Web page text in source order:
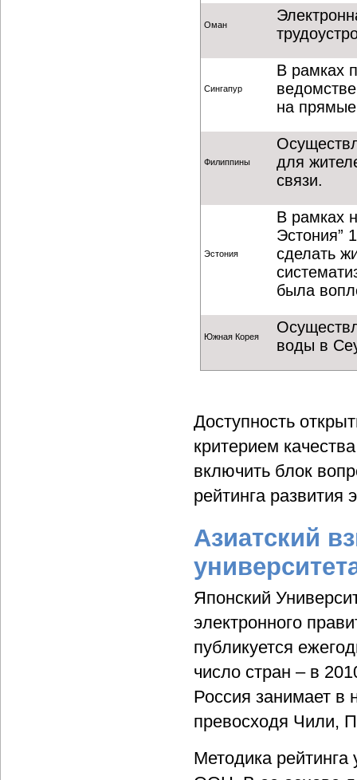
Оман
Сингапур
В рамках
на
Филиппины
для
связи.
Эстония
В рамках
Эстония”
сделать
была
Южная Корея
воды в
Доступность
критерием
включить блок
рейтинга развития
Азиатский
Японский
электронного
публикуется
число стран – в
Россия занимает в
превосходя Чили,
Методика рейтинга